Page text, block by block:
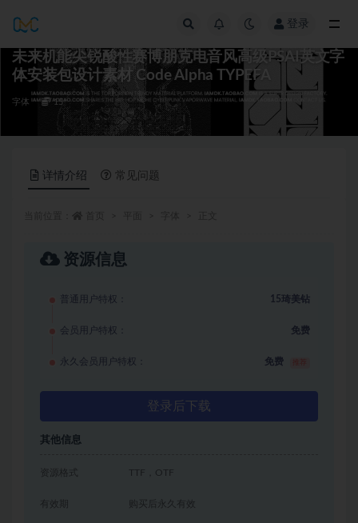
登录
未来机能尖锐酸性赛博朋克电音风高级PSAI英文字
体安装包设计素材 Code Alpha TYPEFA
字体 15
详情介绍 常见问题
资源信息
普通用户特权： 15琦美钻
会员用户特权： 免费
永久会员用户特权： 免费
登录后下载
其他信息
资源格式 TTF，OTF
有效期 购买后永久有效